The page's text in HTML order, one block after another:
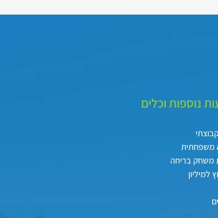
נוספות וכלים
משפחתית
משחק בריחה
למיליון